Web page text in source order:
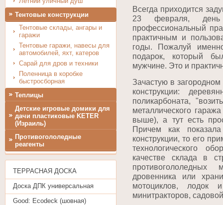
Всегда приходится
23 февраля,
профессиональный
практичным и
годы. Пожалуй
подарок, который
мужчине. Это и
Зачастую в
конструкции:
поликарбоната,
металлического
выше), а тут есть
Причем как
конструкции, то его
технологического
качестве склада в
дровенника или
мотоциклов, лодок
минитракторов,
Тентовые конструкции
Тентовые склады, ангары и
гаражи
Тентовые гаражи, навесы для
автомобилей, яхт, катеров
Сарай для дров и техники
Поленница в коробке
быстросборная
Теплицы
Детские игровые домики для
дачи пластиковые KETER
(Израиль)
Противогололедные
реагенты
ТЕРРАСНАЯ ДОСКА
Доска ДПК универсальная
Good: Ecodeck (шовная)